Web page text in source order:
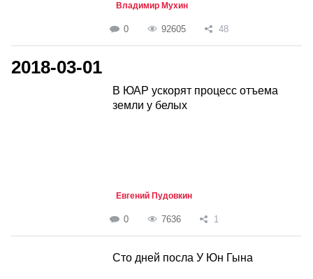
Владимир Мухин
0 92605 48
2018-03-01
В ЮАР ускорят процесс отъема
земли у белых
Евгений Пудовкин
0 7636 1
Сто дней посла У Юн Гына